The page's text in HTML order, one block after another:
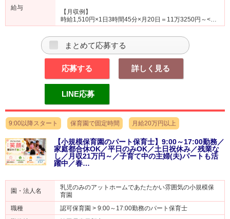
給与
【月収例】
時給1,510円×1日3時間45分×月20日＝11万3250円～<…
まとめて応募する
応募する 詳しく見る
LINE応募
9:00以降スタート 保育園で固定時間 月給20万円以上
【小規模保育園のパート保育士】9:00～17:00勤務／
家庭都合休OK／平日のみOK／土日祝休み／残業な
し／月収21万円～／子育て中の主婦(夫)パートも活
躍中／春…
園・法人名
乳児のみのアットホームであたたかい雰囲気の小規模保
育園
職種
認可保育園 > 9:00～17:00勤務のパート保育士